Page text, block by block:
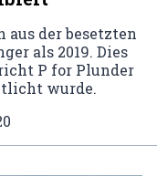
aus der besetzten
als 2019. Dies
P for Plunder
wurde.